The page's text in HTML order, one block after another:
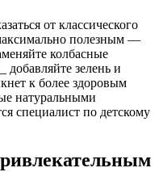
от классического
максимально полезным —
колбасные
зелень и
к более здоровым
натуральными
специалист по детскому